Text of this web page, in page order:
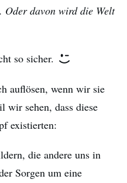
Oder davon wird die Welt
so sicher.
auflösen, wenn wir sie
wir sehen, dass diese
existierten:
die andere uns in
Sorgen um eine